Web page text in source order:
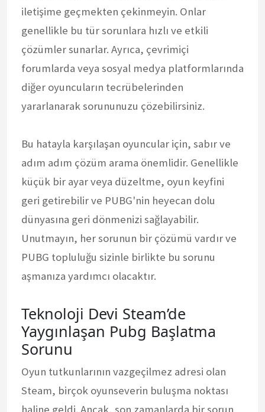
iletişime geçmekten çekinmeyin. Onlar
genellikle bu tür sorunlara hızlı ve etkili
çözümler sunarlar. Ayrıca, çevrimiçi
forumlarda veya sosyal medya platformlarında
diğer oyuncuların tecrübelerinden
yararlanarak sorununuzu çözebilirsiniz.
Bu hatayla karşılaşan oyuncular için, sabır ve
adım adım çözüm arama önemlidir. Genellikle
küçük bir ayar veya düzeltme, oyun keyfini
geri getirebilir ve PUBG'nin heyecan dolu
dünyasına geri dönmenizi sağlayabilir.
Unutmayın, her sorunun bir çözümü vardır ve
PUBG topluluğu sizinle birlikte bu sorunu
aşmanıza yardımcı olacaktır.
Teknoloji Devi Steam’de
Yaygınlaşan Pubg Başlatma
Sorunu
Oyun tutkunlarının vazgeçilmez adresi olan
Steam, birçok oyunseverin buluşma noktası
haline geldi. Ancak, son zamanlarda bir sorun